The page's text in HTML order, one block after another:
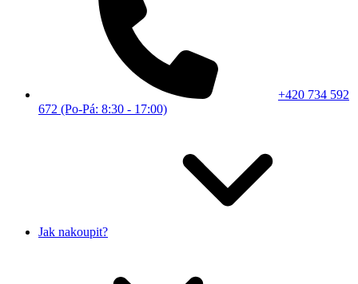
+420 734 592
672 (Po-Pá: 8:30 - 17:00)
Jak nakoupit?